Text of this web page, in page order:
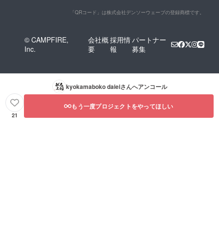
「QRコード」は株式会社デンソーウェーブの登録商標です。
© CAMPFIRE,
Inc.
会社概
要
採用情
報
パートナー
募集
kyokamaboko daieiさんへアンコール
21
もう一度プロジェクトをやってほしい